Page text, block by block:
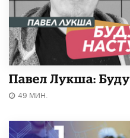
Павел Лукша:
49 МИН.